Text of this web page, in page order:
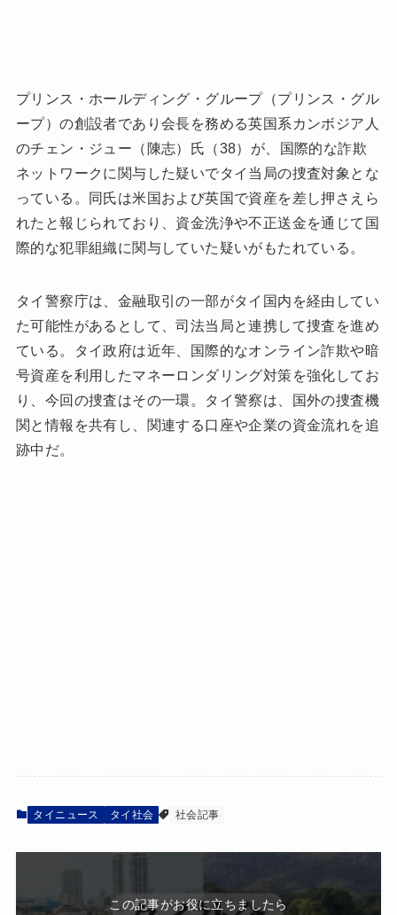
プリンス・ホールディング・グループ（プリンス・グル
ープ）の創設者であり会長を務める英国系カンボジア人
のチェン・ジュー（陳志）氏（38）が、国際的な詐欺
ネットワークに関与した疑いでタイ当局の捜査対象とな
っている。同氏は米国および英国で資産を差し押さえら
れたと報じられており、資金洗浄や不正送金を通じて国
際的な犯罪組織に関与していた疑いがもたれている。
タイ警察庁は、金融取引の一部がタイ国内を経由してい
た可能性があるとして、司法当局と連携して捜査を進め
ている。タイ政府は近年、国際的なオンライン詐欺や暗
号資産を利用したマネーロンダリング対策を強化してお
り、今回の捜査はその一環。タイ警察は、国外の捜査機
関と情報を共有し、関連する口座や企業の資金流れを追
跡中だ。
タイニュース タイ社会 社会記事
この記事がお役に立ちましたら